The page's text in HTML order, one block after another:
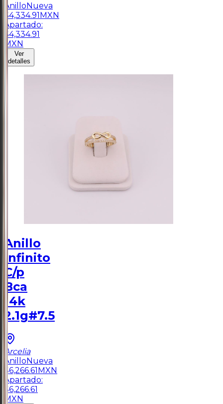
AnilloNueva
$4,334.91MXN
Apartado:
$4,334.91
MXN
Ver
detalles
Anillo
Infinito
C/p
Bca
14k
2.1g#7.5
Arcelia
AnilloNueva
$6,266.61MXN
Apartado:
$6,266.61
MXN